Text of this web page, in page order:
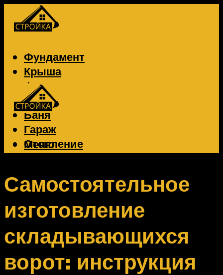
Фундамент
Крыша
Фасад
Забор
Баня
Гараж
Отопление
Вентиляция
Меню
Меню
Самостоятельное
изготовление
складывающихся
ворот: инструкция